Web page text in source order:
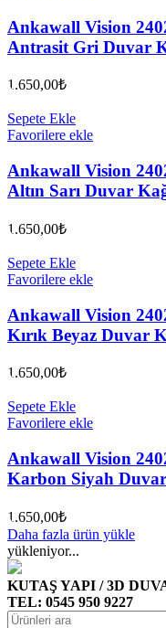
Ankawall Vision
Antrasit Gri Duvar
1.650,00₺
Sepete Ekle
Favorilere ekle
Ankawall Vision
Altın Sarı Duvar
1.650,00₺
Sepete Ekle
Favorilere ekle
Ankawall Vision
Kırık Beyaz Duvar
1.650,00₺
Sepete Ekle
Favorilere ekle
Ankawall Vision
Karbon Siyah Duvar
1.650,00₺
Daha fazla ürün yükle
yükleniyor...
KUTAŞ YAPI / 3D
TEL: 0545 950 9227